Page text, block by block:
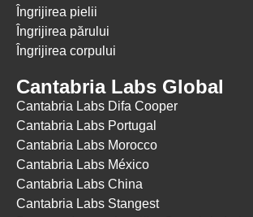
Îngrijirea pielii
Îngrijirea părului
Îngrijirea corpului
Cantabria Labs Global
Cantabria Labs Difa Cooper
Cantabria Labs Portugal
Cantabria Labs Morocco
Cantabria Labs México
Cantabria Labs China
Cantabria Labs Stangest